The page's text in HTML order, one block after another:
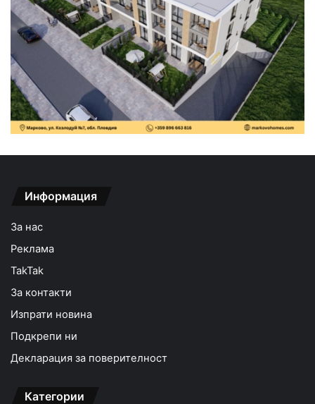
Информация
За нас
Реклама
TakTak
За контакти
Изпрати новина
Подкрепи ни
Декларация за поверителност
Категории